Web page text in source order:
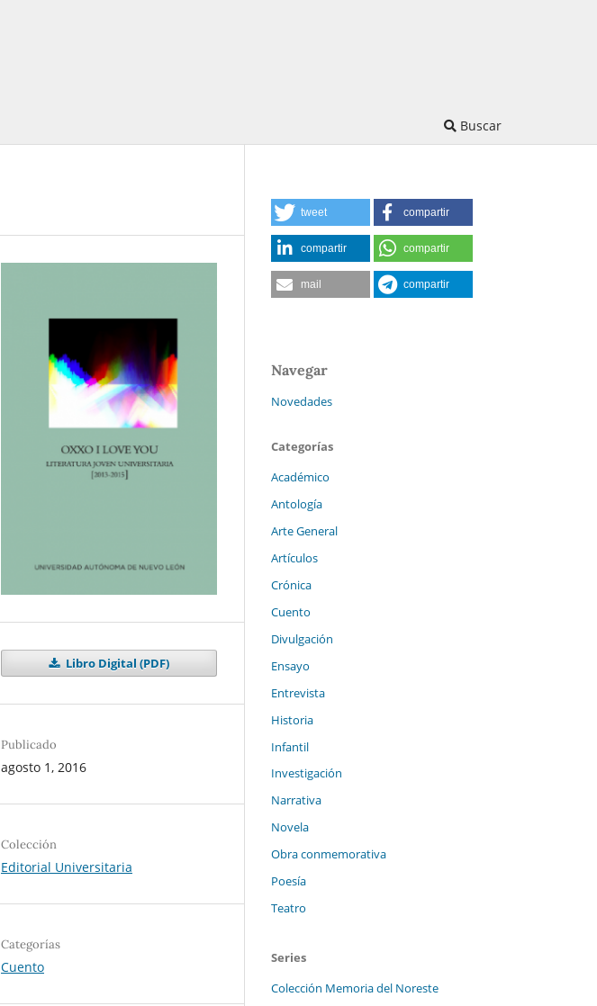
Buscar
Libro Digital (PDF)
Publicado
agosto 1, 2016
Colección
Editorial Universitaria
Categorías
Cuento
tweet compartir
compartir compartir
mail compartir
Navegar
Novedades
Categorías
Académico
Antología
Arte General
Artículos
Crónica
Cuento
Divulgación
Ensayo
Entrevista
Historia
Infantil
Investigación
Narrativa
Novela
Obra conmemorativa
Poesía
Teatro
Series
Colección Memoria del Noreste